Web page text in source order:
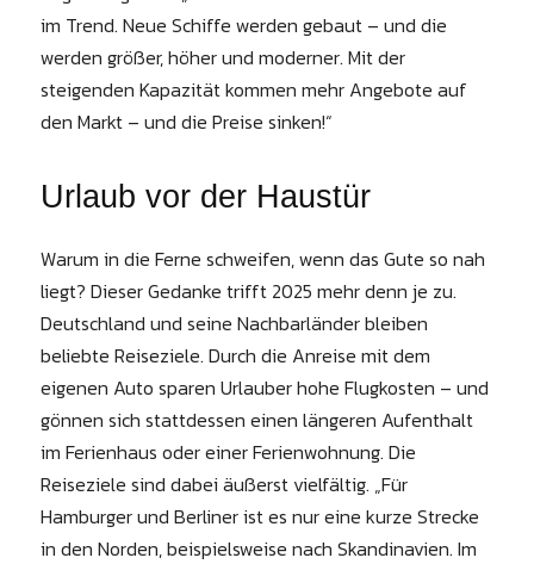
im Trend. Neue Schiffe werden gebaut – und die
werden größer, höher und moderner. Mit der
steigenden Kapazität kommen mehr Angebote auf
den Markt – und die Preise sinken!“
Urlaub vor der Haustür
Warum in die Ferne schweifen, wenn das Gute so nah
liegt? Dieser Gedanke trifft 2025 mehr denn je zu.
Deutschland und seine Nachbarländer bleiben
beliebte Reiseziele. Durch die Anreise mit dem
eigenen Auto sparen Urlauber hohe Flugkosten – und
gönnen sich stattdessen einen längeren Aufenthalt
im Ferienhaus oder einer Ferienwohnung. Die
Reiseziele sind dabei äußerst vielfältig. „Für
Hamburger und Berliner ist es nur eine kurze Strecke
in den Norden, beispielsweise nach Skandinavien. Im